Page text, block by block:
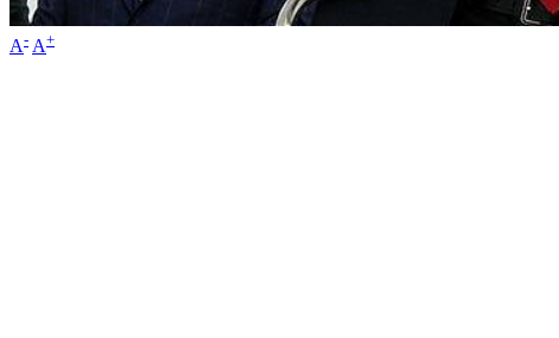
A- A+